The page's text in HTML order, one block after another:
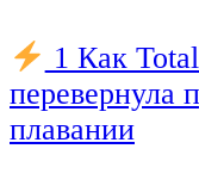
1 Как
перевернула
плавании